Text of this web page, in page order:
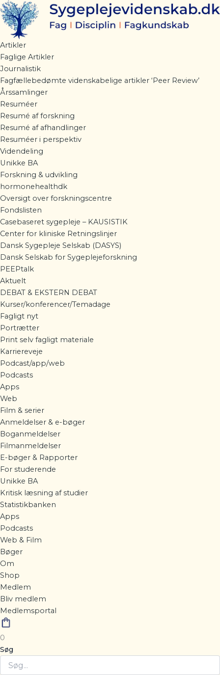
Gå
til
indholdet
Artikler
Faglige Artikler
Journalistik
Fagfællebedømte videnskabelige artikler ‘Peer Review’
Årssamlinger
Resuméer
Resumé af forskning
Resumé af afhandlinger
Resuméer i perspektiv
Videndeling
Unikke BA
Forskning & udvikling
hormonehealthdk
Oversigt over forskningscentre
Fondslisten
Casebaseret sygepleje – KAUSISTIK
Center for kliniske Retningslinjer
Dansk Sygepleje Selskab (DASYS)
Dansk Selskab for Sygeplejeforskning
PEEPtalk
Aktuelt
DEBAT & EKSTERN DEBAT
Kurser/konferencer/Temadage
Fagligt nyt
Portrætter
Print selv fagligt materiale
Karriereveje
Podcast/app/web
Podcasts
Apps
Web
Film & serier
Anmeldelser & e-bøger
Boganmeldelser
Filmanmeldelser
E-bøger & Rapporter
For studerende
Unikke BA
Kritisk læsning af studier
Statistikbanken
Apps
Podcasts
Web & Film
Bøger
Om
Shop
Medlem
Bliv medlem
Medlemsportal
0
Søg
Artikel:
Mundhygiejne
hos
ældre
borgere
antal